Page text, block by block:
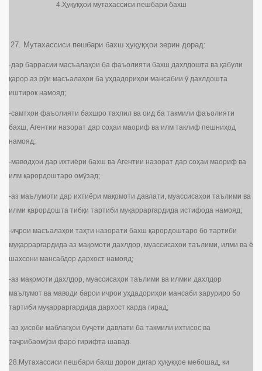
4.Ҳуқуқҳои мутахассиси пешбари бахш
Мутахассиси пешбари бахш ҳуқуқҳои зерин дорад:
-дар баррасии масъалаҳои ба фаъолияти бахш дахлдошта ва қабули
қарор аз рӯи масъалаҳои ба уҳдадориҳои мансабии ӯ дахлдошта
иштирок намояд;
-самтҳои фаъолияти бахшро таҳлил ва оид ба такмили фаъолияти
бахш, Агентии назорат дар соҳаи маориф ва илм таклиф пешниҳод
намояд;
-маводҳои дар ихтиёри бахш ва Агентии назорат дар соҳаи маориф ва
илм қарордоштаро омӯзад;
-аз маълумоти дар ихтиёри мақомоти давлати, муассисаҳои таълими ва
илми қарордошта тибқи тартиби муқарраргардида истифода намояд;
-иҷрои масъалаҳои таҳти назорати бахш қарордоштаро бо тартиби
муқарраргардида аз мақомоти дахлдор, муассисаҳои таълими, илми ва ё
шахсони мансабдор дархост намояд;
-аз мақомоти дахлдор, муассисаҳои таълими ва илмии дахлдор
маълумот ва маводи барои иҷрои уҳдадориҳои мансаби заруриро бо
тартиби муқарраргардида дархост карда гирад;
-аз ҳисоби маблағҳои буҷети давлати ба такмили ихтисос ва
таҷрибаомӯзи фаро гирифта шавад.
28.Мутахассиси пешбари бахш дорои дигар ҳуқуқҳое мебошад, ки